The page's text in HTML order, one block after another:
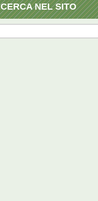
CERCA NEL SITO